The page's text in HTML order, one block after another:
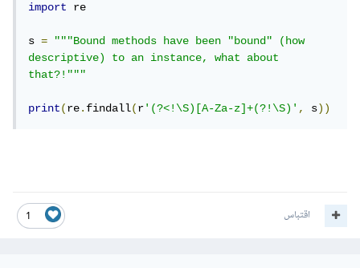
import re
s =
"""Bound methods have been "bound" (how
descriptive) to an instance, what about
that?!"""
print(re.findall(r'(?<!\S)[A-Za-z]+(?!\S)', s))
1 اقتباس